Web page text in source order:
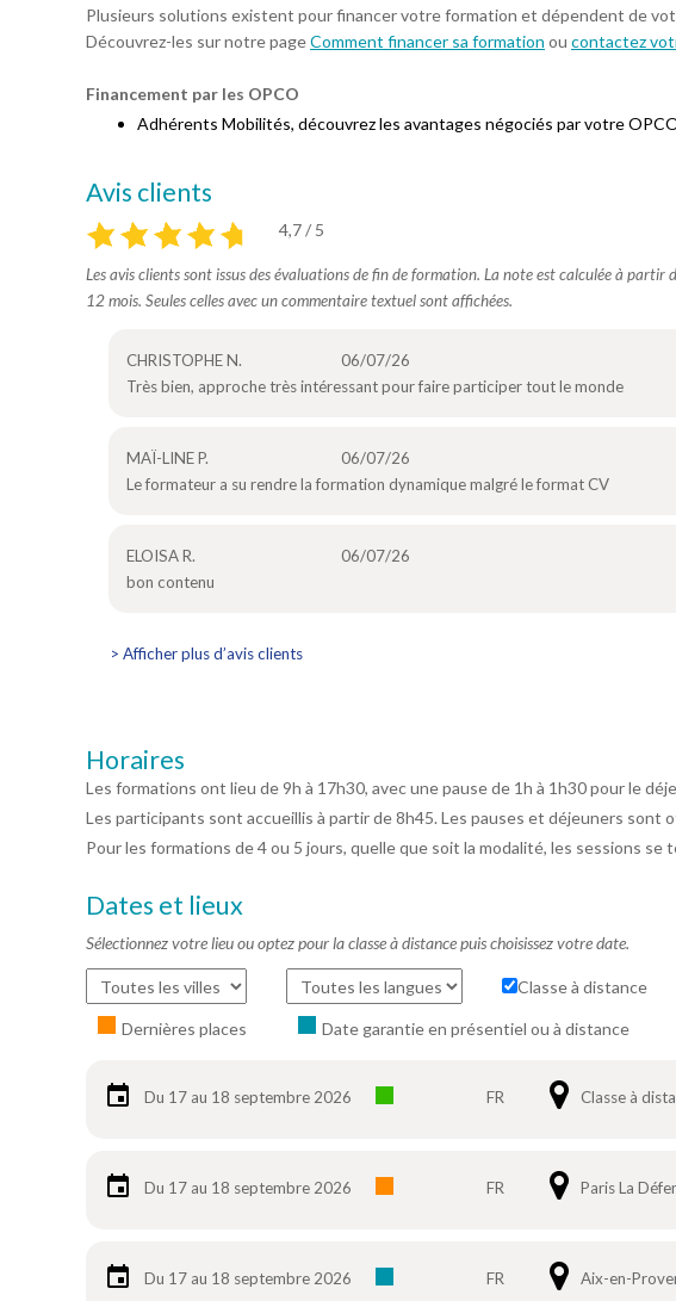
Plusieurs solutions existent pour financer votre formation et dépendent de
Découvrez-les sur notre pageComment financer sa formation ou contactez
Financement par les OPCO
Adhérents Mobilités, découvrez les avantages négociés par votre
Avis clients
4,7 / 5
Les avis clients sont issus des évaluations de fin de formation. La note est calculée à partir
12 mois. Seules celles avec un commentaire textuel sont affichées.
CHRISTOPHE N. 06/07/26
Très bien, approche très intéressant pour faire participer tout le monde
MAÏ-LINE P. 06/07/26
Le formateur a su rendre la formation dynamique malgré le format CV
ELOISA R. 06/07/26
bon contenu
> Afficher plus d’avis clients
Horaires
Les formations ont lieu de 9h à 17h30, avec une pause de 1h à 1h30 pour le
Les participants sont accueillis à partir de 8h45. Les pauses et déjeuners sont
Pour les formations de 4 ou 5 jours, quelle que soit la modalité, les sessions se
Dates et lieux
Sélectionnez votre lieu ou optez pour la classe à distance puis choisissez votre date.
Classe à distance
Dernières places Date garantie en présentiel ou à distance
Du 17 au 18 septembre 2026 FR Classe à
Du 17 au 18 septembre 2026 FR Paris La
Du 17 au 18 septembre 2026 FR Aix-en-